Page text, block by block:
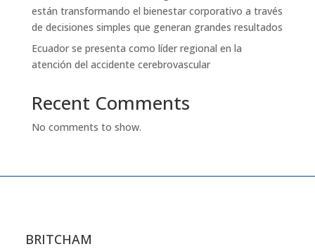
están transformando el bienestar corporativo a través
de decisiones simples que generan grandes resultados
Ecuador se presenta como líder regional en la
atención del accidente cerebrovascular
Recent Comments
No comments to show.
BRITCHAM